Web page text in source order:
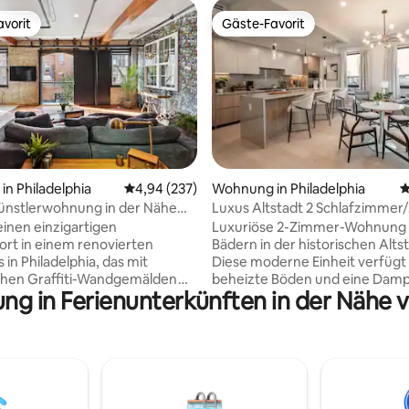
4,92 von 5, 119 Bewertungen
Philadelphia Durchschnittliche Bewertung: 4,94 von 5,
4,94 (237)
in der Nähe
Restaurants
einzigartigen
in einem renovierten
in Philadelphia, das mit
Graffiti-Wandgemälden
ist. Der Traumraum dieses
über farbenfrohe
geräumige Dusche, eine
Gäste-Favorit
Gäste-Favorit
Wohnung in Philadelphia
Luxus Altstadt 2
mit 2 Parkplätzen +
Luxuriöse 2-Zimmer-Wohnung
Bädern in der historischen
Diese moderne Einheit
beheizte Böden und eine
im Hauptbad sowie einen
mit Blick auf die Benjamin-
gesamten Haus, voll
Küche sowie Zugang zum
in Ferienunterkünften in der Nähe